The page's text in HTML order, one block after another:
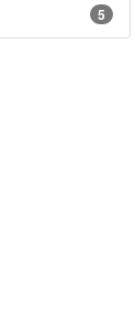
5